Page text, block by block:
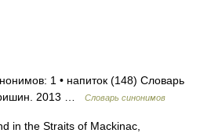
1 • напиток (148) Словарь
2013 …
Словарь синонимов
in the Straits of Mackinac,